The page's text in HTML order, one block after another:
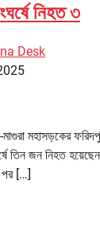
নিহত ৩
Desk
মহাসড়কের
তিন জন নিহত
পর […]